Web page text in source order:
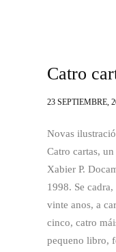
Catro
23 SEPTIEMBRE,
Novas
Catro cartas,
Xabier P.
1998. Se cadra,
vinte anos, a
cinco, catro
pequeno libro,